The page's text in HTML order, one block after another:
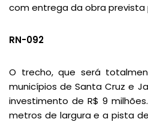
com entrega da obra prevista
RN-092
O trecho, que será
municípios de Santa Cruz e
investimento de R$ 9
metros de largura e a pista